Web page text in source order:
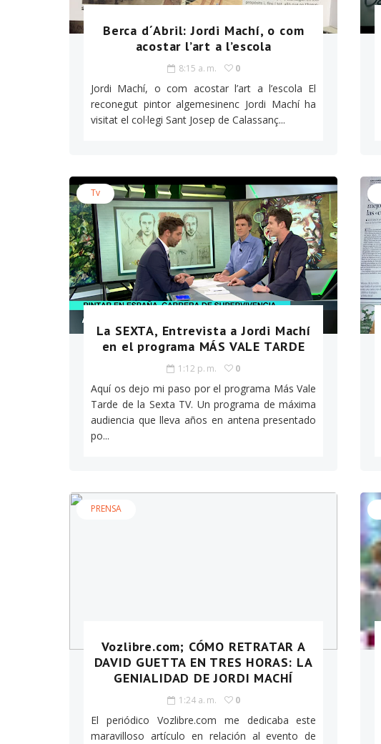
Berca d´Abril: Jordi Machí, o com
acostar l’art a l’escola
8:15 a. m. 0
Jordi Machí, o com acostar l’art a l’escola El
reconegut pintor algemesinenc Jordi Machí ha
visitat el col·legi Sant Josep de Calassanç...
Tv
La SEXTA, Entrevista a Jordi Machí
en el programa MÁS VALE TARDE
1:12 p. m. 0
Aquí os dejo mi paso por el programa Más Vale
Tarde de la Sexta TV. Un programa de máxima
audiencia que lleva años en antena presentado
po...
PRENSA
Vozlibre.com; CÓMO RETRATAR A
DAVID GUETTA EN TRES HORAS: LA
GENIALIDAD DE JORDI MACHÍ
1:24 a. m. 0
El periódico Vozlibre.com me dedicaba este
maravilloso artículo en relación al evento de